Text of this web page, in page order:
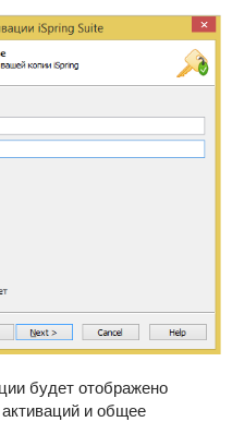
будет отображено
и общее